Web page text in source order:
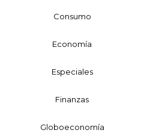
Consumo
Economía
Especiales
Finanzas
Globoeconomía